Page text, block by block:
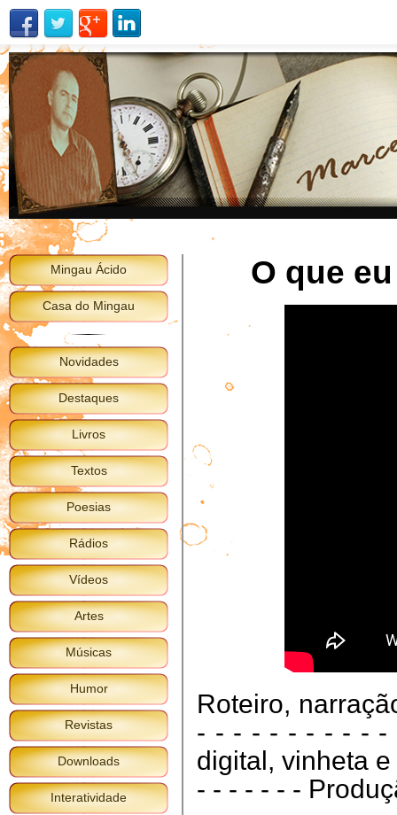
Mingau Ácido
Casa do Mingau
Novidades
Destaques
Livros
Textos
Poesias
Rádios
Vídeos
Artes
Músicas
Humor
Revistas
Downloads
Interatividade
O que
Roteiro,
- - - - - - - - - - -
digital, vinheta
- - - - - - -